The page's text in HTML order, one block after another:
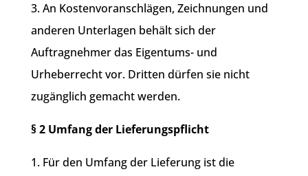
3. An Kostenvoranschlägen, Zeichnungen und
anderen Unterlagen behält sich der
Auftragnehmer das Eigentums- und
Urheberrecht vor. Dritten dürfen sie nicht
zugänglich gemacht werden.
§ 2 Umfang der Lieferungspflicht
1. Für den Umfang der Lieferung ist die